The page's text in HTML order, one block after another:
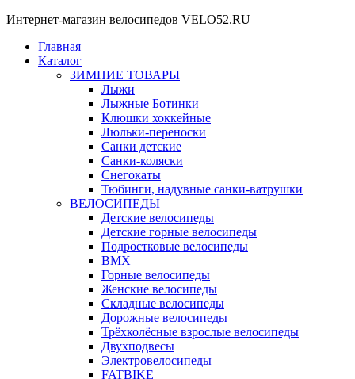
Интернет-магазин велосипедов VELO52.RU
Главная
Каталог
ЗИМНИЕ ТОВАРЫ
Лыжи
Лыжные Ботинки
Клюшки хоккейные
Люльки-переноски
Санки детские
Санки-коляски
Снегокаты
Тюбинги, надувные санки-ватрушки
ВЕЛОСИПЕДЫ
Детские велосипеды
Детские горные велосипеды
Подростковые велосипеды
BMX
Горные велосипеды
Женские велосипеды
Складные велосипеды
Дорожные велосипеды
Трёхколёсные взрослые велосипеды
Двухподвесы
Электровелосипеды
FATBIKE